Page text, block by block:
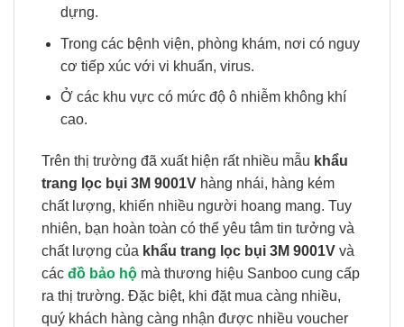
dựng.
Trong các bệnh viện, phòng khám, nơi có nguy
cơ tiếp xúc với vi khuẩn, virus.
Ở các khu vực có mức độ ô nhiễm không khí
cao.
Trên thị trường đã xuất hiện rất nhiều mẫu khẩu
trang lọc bụi 3M 9001V hàng nhái, hàng kém
chất lượng, khiến nhiều người hoang mang. Tuy
nhiên, bạn hoàn toàn có thể yêu tâm tin tưởng và
chất lượng của khẩu trang lọc bụi 3M 9001V và
các đồ bảo hộ mà thương hiệu Sanboo cung cấp
ra thị trường. Đặc biệt, khi đặt mua càng nhiều,
quý khách hàng càng nhận được nhiều voucher